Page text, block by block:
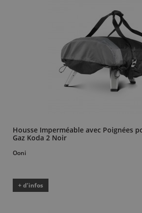
Housse Imperméable avec Poignées
Gaz Koda 2 Noir
Ooni
+ d’infos